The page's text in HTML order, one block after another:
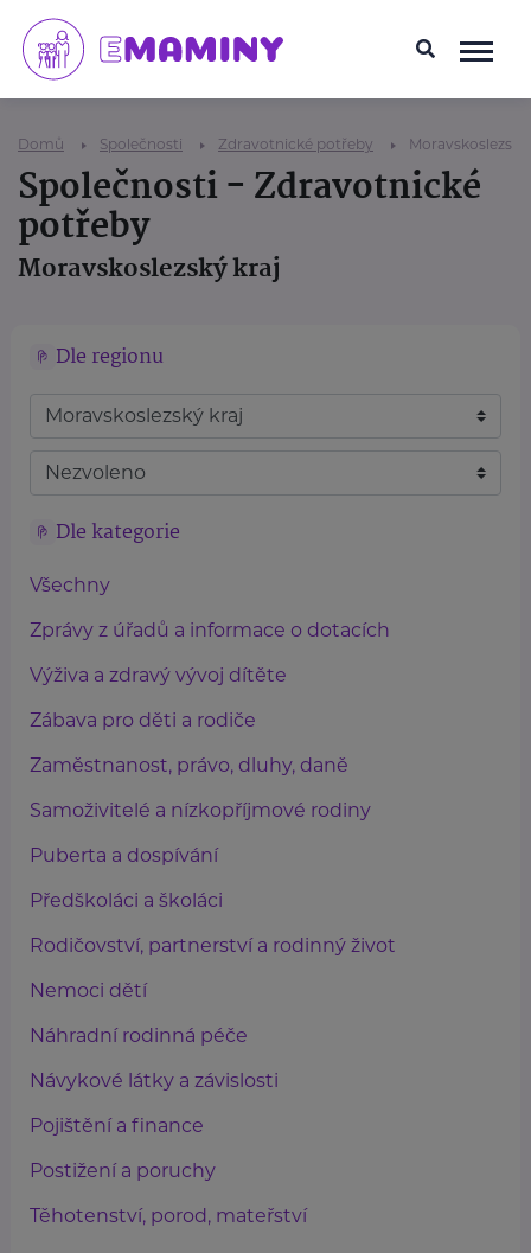
Domů Společnosti Zdravotnické potřeby
Společnosti - Zdravotnické
potřeby
Moravskoslezský kraj
Dle regionu
Dle kategorie
Všechny
Zprávy z úřadů a informace o dotacích
Výživa a zdravý vývoj dítěte
Zábava pro děti a rodiče
Zaměstnanost, právo, dluhy, daně
Samoživitelé a nízkopříjmové rodiny
Puberta a dospívání
Předškoláci a školáci
Rodičovství, partnerství a rodinný život
Nemoci dětí
Náhradní rodinná péče
Návykové látky a závislosti
Pojištění a finance
Postižení a poruchy
Těhotenství, porod, mateřství